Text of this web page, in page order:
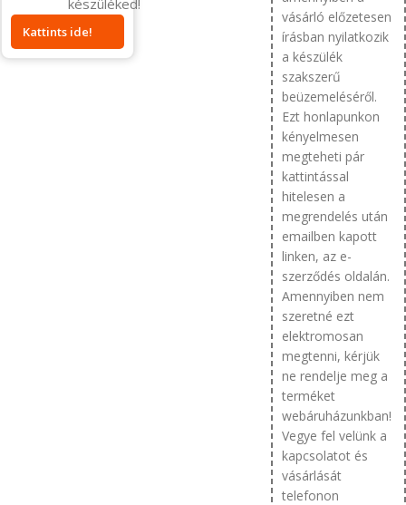
készüléked!
Kattints ide!
vásárló előzetesen
írásban nyilatkozik
a készülék
szakszerű
beüzemeléséről.
Ezt honlapunkon
kényelmesen
megteheti pár
kattintással
hitelesen a
megrendelés után
emailben kapott
linken, az e-
szerződés oldalán.
Amennyiben nem
szeretné ezt
elektromosan
megtenni, kérjük
ne rendelje meg a
terméket
webáruházunkban!
Vegye fel velünk a
kapcsolatot és
vásárlását
telefonon